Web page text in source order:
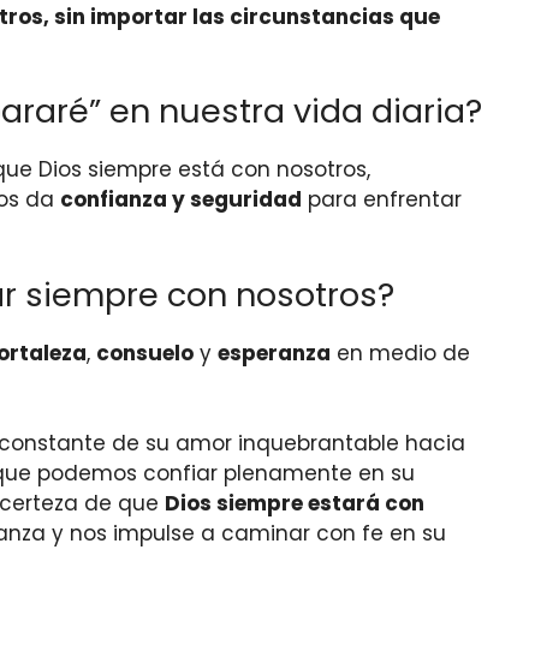
sin importar las circunstancias que
en nuestra vida diaria?
Dios siempre está con nosotros,
da confianza y seguridad para enfrentar
siempre con nosotros?
, consuelo y esperanza en medio de
de su amor inquebrantable hacia
podemos confiar plenamente en su
de que Dios siempre estará con
y nos impulse a caminar con fe en su